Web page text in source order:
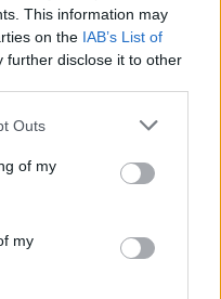
This information may
on the IAB’s List of
further disclose it to other
Outs
of my
my
Per i clienti
commerciale
disponibile dal
senza costi
aggiuntivi per
RED Unlimited Smart, RED